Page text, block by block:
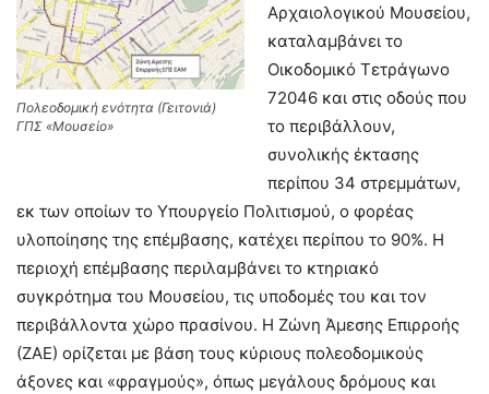
Πολεοδομική ενότητα (Γειτονιά)
ΓΠΣ «Μουσείο»
Αρχαιολογικού Μουσείου,
καταλαμβάνει το
Οικοδομικό Τετράγωνο
72046 και στις οδούς που
το περιβάλλουν,
συνολικής έκτασης
περίπου 34 στρεμμάτων,
εκ των οποίων το Υπουργείο Πολιτισμού, ο φορέας
υλοποίησης της επέμβασης, κατέχει περίπου το 90%. Η
περιοχή επέμβασης περιλαμβάνει το κτηριακό
συγκρότημα του Μουσείου, τις υποδομές του και τον
περιβάλλοντα χώρο πρασίνου. Η Ζώνη Άμεσης Επιρροής
(ΖΑΕ) ορίζεται με βάση τους κύριους πολεοδομικούς
άξονες και «φραγμούς», όπως μεγάλους δρόμους και